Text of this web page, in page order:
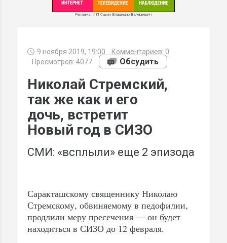
Реклама. ИП Савин Владимир Валерьевич
9 ноября 2019, 19:00 Комментариев: 0
Просмотров: 4077
Обсудить
Николай Стремский,
так же как и его
дочь, встретит
Новый год в СИЗО
СМИ: «всплыли» еще 2 эпизода
Саракташскому священнику Николаю
Стремскому, обвиняемому в педофилии,
продлили меру пресечения — он будет
находиться в СИЗО до 12 февраля.